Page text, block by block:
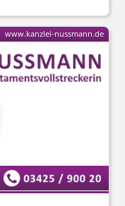
www.kanzlei-nussmann.de